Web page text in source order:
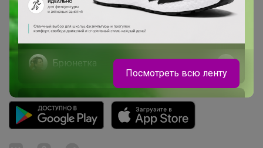
Picabox.ru - Лучшее место для ваших изображений
Розыгрыш - Генератор случайных чисел
Пульс нашего маркетплейса
Укорачиватель ссылок
Брюнетка
Распродажа школьной обуви ELEGAMI
до конца июля
Посмотреть всю ленту